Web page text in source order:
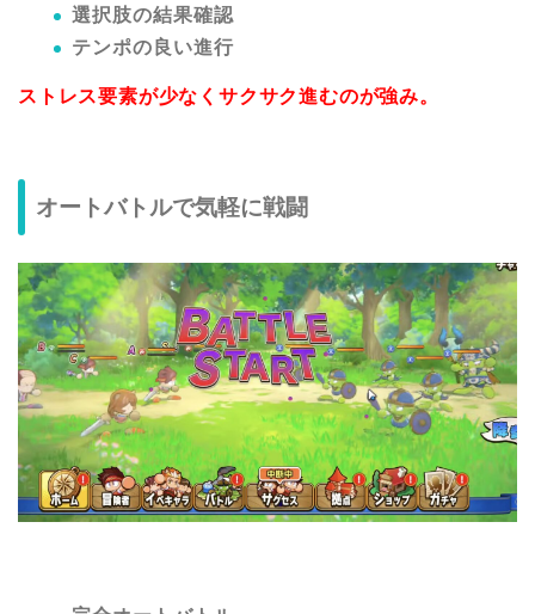
選択肢の結果確認
テンポの良い進行
ストレス要素が少なくサクサク進むのが強み。
オートバトルで気軽に戦闘